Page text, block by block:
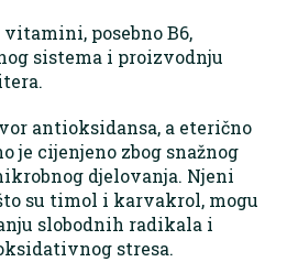
posebno B6,
sistema i proizvodnju
antioksidansa, a eterično
je cijenjeno zbog snažnog
djelovanja. Njeni
su timol i karvakrol, mogu
slobodnih radikala i
stresa.